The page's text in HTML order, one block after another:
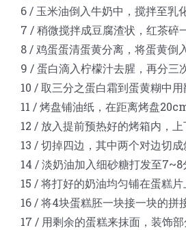
6 / 玉米油倒入牛奶中，搅拌至乳
7 / 稍微搅拌成豆腐渣状，红茶碎
8 / 鸡蛋蛋清蛋黄分离，将蛋黄倒
9 / 蛋白滴入柠檬汁去腥，再分三
10 / 取三分之蛋白霜到蛋黄糊中
11 / 烤盘铺油纸，在距离烤盘
12 / 放入提前预热好的烤箱内，上
13 / 切掉四边，其中两个对边切成
14 / 淡奶油加入细砂糖打发至7~8
15 / 将打好的奶油均匀铺在蛋糕
16 / 将4块蛋糕胚一块接一块的拼
17 / 用剩余的蛋糕来抹面，装饰部